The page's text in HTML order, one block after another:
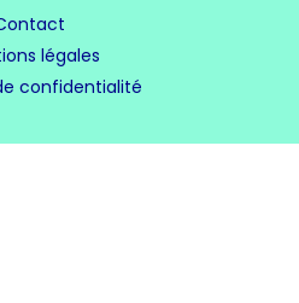
légales
confidentialité